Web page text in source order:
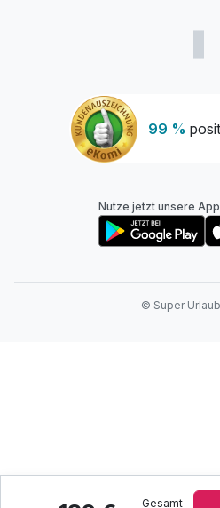
Gesamt
99 %
Nutze jetzt unsere App
© Super